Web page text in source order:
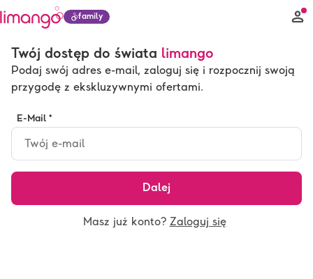
family
Twój dostęp do świata limango
Podaj swój adres e-mail, zaloguj się i rozpocznij swoją
przygodę z ekskluzywnymi ofertami.
E-Mail *
Dalej
Masz już konto? Zaloguj się